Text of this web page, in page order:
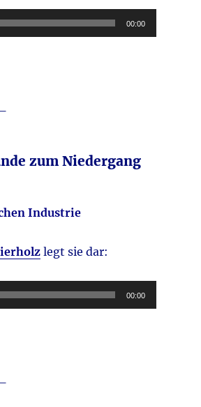
00:00
zum Niedergang
Industrie
legt sie dar:
00:00